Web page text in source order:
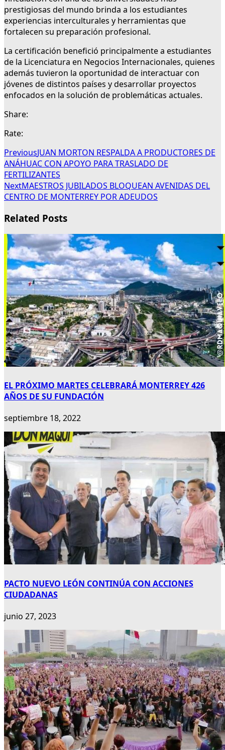
prestigiosas del mundo brinda a los estudiantes
experiencias interculturales y herramientas que
fortalecen su preparación profesional.
La certificación benefició principalmente a estudiantes
de la Licenciatura en Negocios Internacionales, quienes
además tuvieron la oportunidad de interactuar con
jóvenes de distintos países y desarrollar proyectos
enfocados en la solución de problemáticas actuales.
Share:
Rate:
PreviousJUAN MORTON RESPALDA A PRODUCTORES DE
ANÁHUAC CON APOYO PARA TRASLADO DE
FERTILIZANTES
NextMAESTROS JUBILADOS BLOQUEAN AVENIDAS DEL
CENTRO DE MONTERREY POR ADEUDOS
Related Posts
EL PRÓXIMO MARTES CELEBRARÁ MONTERREY 426
AÑOS DE SU FUNDACIÓN
septiembre 18, 2022
PACTO NUEVO LEÓN CONTINÚA CON ACCIONES
CIUDADANAS
junio 27, 2023